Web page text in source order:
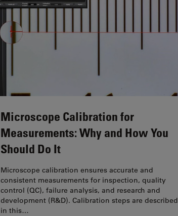
Microscope Calibration for
Measurements: Why and How You
Should Do It
Microscope calibration ensures accurate and
consistent measurements for inspection, quality
control (QC), failure analysis, and research and
development (R&D). Calibration steps are described
in this…